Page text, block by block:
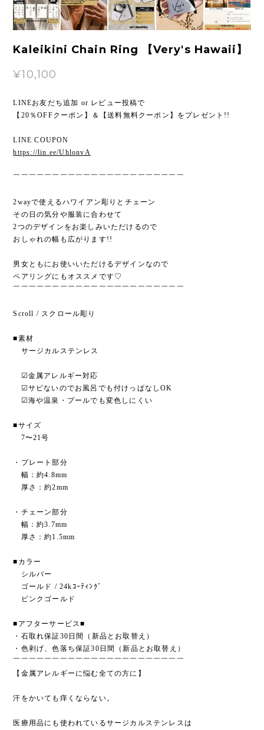
Kaleikini Chain Ring 【Very's Hawaii】
¥10,100
LINEお友だち追加 or レビュー投稿で
【20％OFFクーポン】＆【送料無料クーポン】をプレゼント!!
LINE COUPON
https://lin.ee/UhlonvA
￣￣￣￣￣￣￣￣￣￣￣￣￣￣￣￣￣￣￣￣￣￣
2wayで使えるハワイアン彫りとチェーン
その日の気分や服装に合わせて
2つのデザインをお楽しみいただけるので
おしゃれの幅も広がります!!
男女ともにお使いいただけるデザインなので
ペアリングにもオススメです♡
￣￣￣￣￣￣￣￣￣￣￣￣￣￣￣￣￣￣￣￣￣￣
Scroll / スクロール彫り
■素材
サージカルステンレス
☑︎金属アレルギー対応
☑︎サビないのでお風呂でも付けっぱなしOK
☑︎海や温泉・プールでも変色しにくい
■サイズ
7〜21号
・プレート部分
幅：約4.8mm
厚さ：約2mm
・チェーン部分
幅：約3.7mm
厚さ：約1.5mm
■カラー
シルバー
ゴールド / 24kｺｰﾃｨﾝｸﾞ
ピンクゴールド
■アフターサービス■
・石取れ保証30日間（新品とお取替え）
・色剥げ、色落ち保証30日間（新品とお取替え）
￣￣￣￣￣￣￣￣￣￣￣￣￣￣￣￣￣￣￣￣￣￣
【金属アレルギーに悩む全ての方に】
汗をかいても痒くならない。
医療用品にも使われているサージカルステンレスは